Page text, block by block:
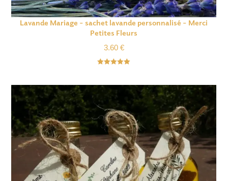
Lavande Mariage – sachet lavande personnalisé – Merci
Petites Fleurs
3.60 €